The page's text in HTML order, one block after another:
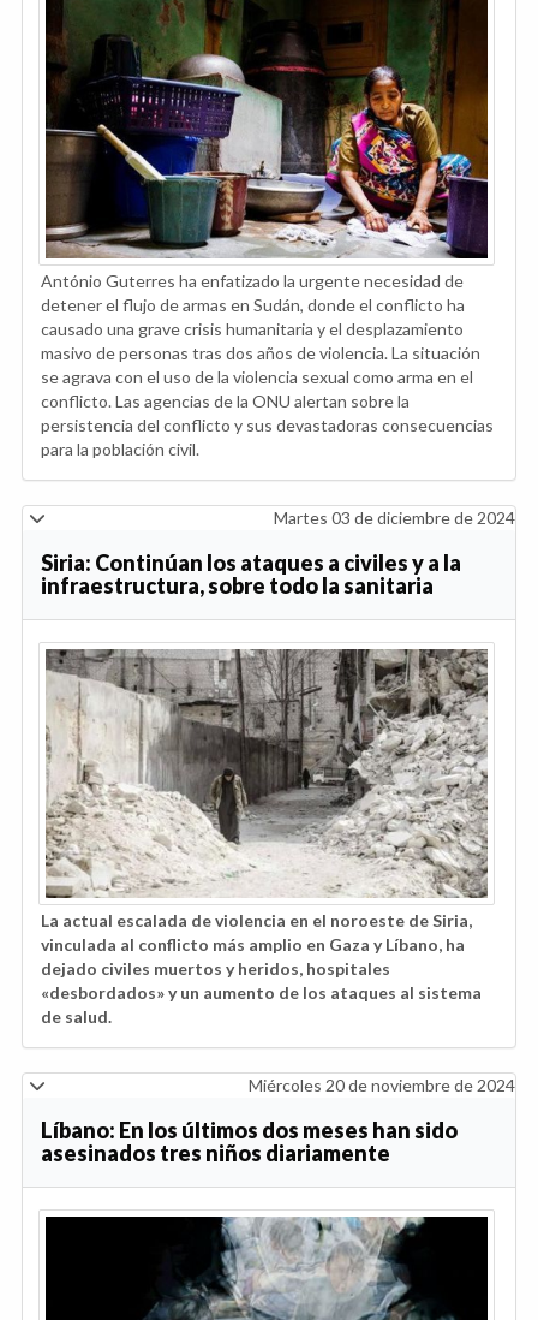
António Guterres ha enfatizado la urgente necesidad de
detener el flujo de armas en Sudán, donde el conflicto ha
causado una grave crisis humanitaria y el desplazamiento
masivo de personas tras dos años de violencia. La situación
se agrava con el uso de la violencia sexual como arma en el
conflicto. Las agencias de la ONU alertan sobre la
persistencia del conflicto y sus devastadoras consecuencias
para la población civil.
Martes 03 de diciembre de 2024
Siria: Continúan los ataques a civiles y a la
infraestructura, sobre todo la sanitaria
La actual escalada de violencia en el noroeste de Siria,
vinculada al conflicto más amplio en Gaza y Líbano, ha
dejado civiles muertos y heridos, hospitales
«desbordados» y un aumento de los ataques al sistema
de salud.
Miércoles 20 de noviembre de 2024
Líbano: En los últimos dos meses han sido
asesinados tres niños diariamente